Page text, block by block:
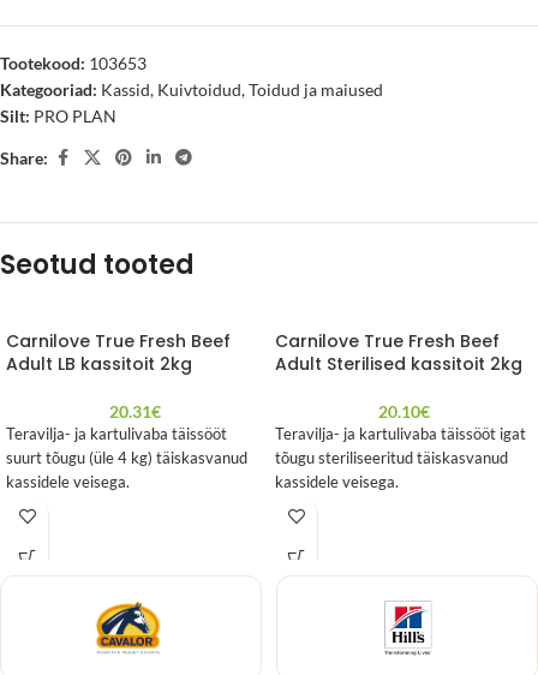
Tootekood: 103653
Kategooriad: Kassid, Kuivtoidud,Toidud ja maiused
Silt: PRO PLAN
Share:
Seotud tooted
Carnilove True Fresh Beef
Adult LB kassitoit 2kg
20.31€
Teravilja- ja kartulivaba täissööt
suurt tõugu (üle 4 kg) täiskasvanud
kassidele veisega.
Carnilove True Fresh Beef
Adult Sterilised kassitoit 2kg
20.10€
Teravilja- ja kartulivaba täissööt igat
tõugu steriliseeritud täiskasvanud
kassidele veisega.